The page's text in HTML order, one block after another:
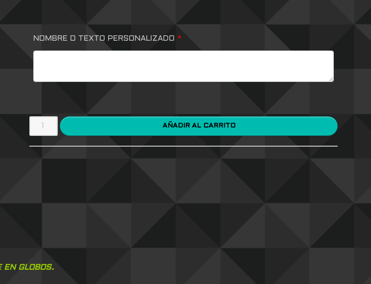
NOMBRE O TEXTO PERSONALIZADO *
AÑADIR AL CARRITO
EN GLOBOS.